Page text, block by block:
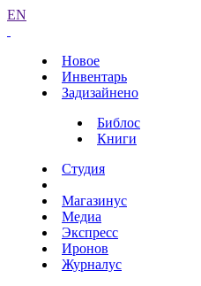
EN
Новое
Инвентарь
Задизайнено
Библос
Книги
Студия
Магазинус
Медиа
Экспресс
Иронов
Журналус